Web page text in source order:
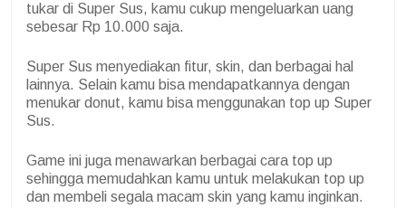
tukar di Super Sus, kamu cukup mengeluarkan uang
sebesar Rp 10.000 saja.
Super Sus menyediakan fitur, skin, dan berbagai hal
lainnya. Selain kamu bisa mendapatkannya dengan
menukar donut, kamu bisa menggunakan top up Super
Sus.
Game ini juga menawarkan berbagai cara top up
sehingga memudahkan kamu untuk melakukan top up
dan membeli segala macam skin yang kamu inginkan.